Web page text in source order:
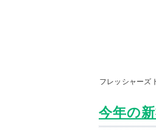
フレッシャーズ
今年の